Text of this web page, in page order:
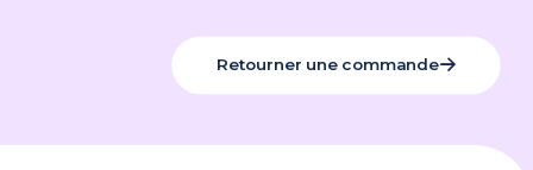
Retourner une commande